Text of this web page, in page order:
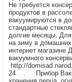
Не требуется
продуктов в
вакуумируются в
стандартные
долгие месяцы.
на зиму в домашних
интернет магазине
вакуумного
http://
24 . Прибор Вакс